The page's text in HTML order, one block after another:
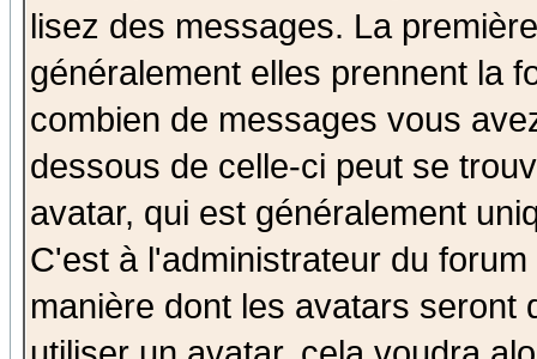
lisez des messages. La
généralement elles prennent la
combien de messages vous
dessous de celle-ci peut se
avatar, qui est généralement
C'est à l'administrateur du
manière dont les avatars seront